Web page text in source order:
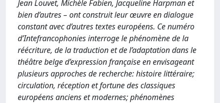
Jean Louvet, Michèle Fabien, Jacqueline Harpman et
bien d’autres – ont construit leur œuvre en dialogue
constant avec d’autres textes européens. Ce numéro
d’Intefrancophonies interroge le phénomène de la
réécriture, de la traduction et de l’adaptation dans le
théâtre belge d’expression française en envisageant
plusieurs approches de recherche: histoire littéraire;
circulation, réception et fortune des classiques
européens anciens et modernes; phénomènes